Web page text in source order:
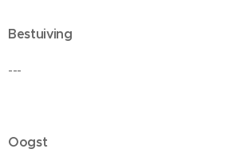
Bestuiving
---
Oogst